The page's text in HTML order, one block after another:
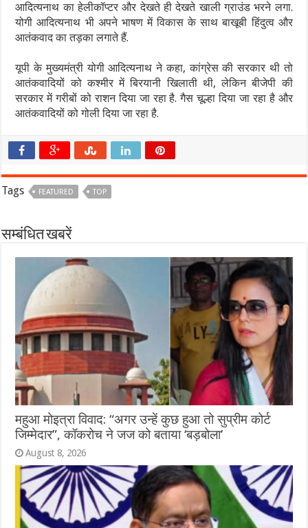
आदित्यनाथ का हेलीकॉप्टर और देखते ही देखते खाली ग्राउंड भरने लगा.
योगी आदित्यनाथ भी अपने भाषण में विकास के साथ बाखूबी हिंदुत्व और
आतंकवाद का तड़का लगाते हैं.
यूपी के मुख्यमंत्री योगी आदित्यनाथ ने कहा, कांग्रेस की सरकार थी तो
आतंकवादियों को कश्मीर में बिरयानी खिलाती थी, लेकिन बीजेपी की
सरकार में गरीबों को राशन दिया जा रहा है. गैस चूल्हा दिया जा रहा है और
आतंकवादियों को गोली दिया जा रहा है.
Tags FEATURED TOP
सम्बंधित खबरें
महुआ मोइत्रा विवाद: “अगर उन्हें कुछ हुआ तो सुप्रीम कोर्ट
जिम्मेदार”, कॉकरोच ने जज को बताया ‘बड़बोला’
August 8, 2026